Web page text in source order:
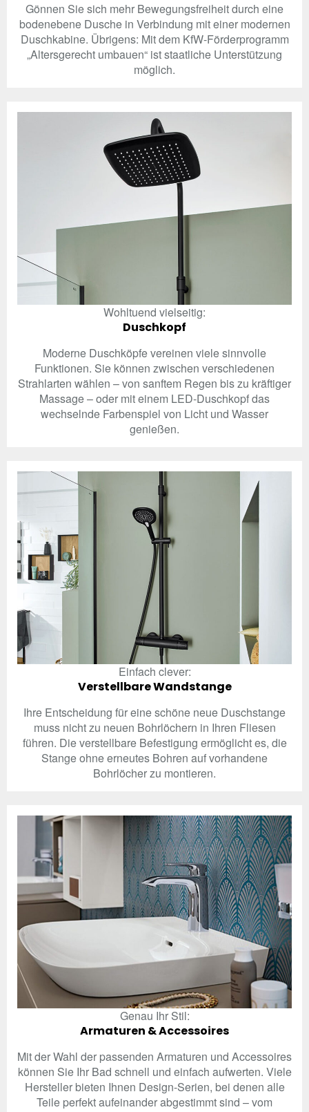
Gönnen Sie sich mehr Bewegungsfreiheit durch eine
bodenebene Dusche in Verbindung mit einer modernen
Duschkabine. Übrigens: Mit dem KfW-Förderprogramm
„Altersgerecht umbauen“ ist staatliche Unterstützung
möglich.
Wohltuend vielseitig:
Duschkopf
Moderne Duschköpfe vereinen viele sinnvolle
Funktionen. Sie können zwischen verschiedenen
Strahlarten wählen – von sanftem Regen bis zu kräftiger
Massage – oder mit einem LED-Duschkopf das
wechselnde Farbenspiel von Licht und Wasser
genießen.
Einfach clever:
Verstellbare Wandstange
Ihre Entscheidung für eine schöne neue Duschstange
muss nicht zu neuen Bohrlöchern in Ihren Fliesen
führen. Die verstellbare Befestigung ermöglicht es, die
Stange ohne erneutes Bohren auf vorhandene
Bohrlöcher zu montieren.
Genau Ihr Stil:
Armaturen & Accessoires
Mit der Wahl der passenden Armaturen und Accessoires
können Sie Ihr Bad schnell und einfach aufwerten. Viele
Hersteller bieten Ihnen Design-Serien, bei denen alle
Teile perfekt aufeinander abgestimmt sind – vom